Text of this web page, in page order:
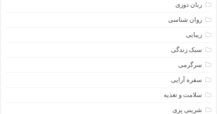
ربان دوزی
روان شناسی
زیبایی
سبک زندگی
سرگرمی
سفره آرایی
سلامت و تغذیه
شرینی پزی